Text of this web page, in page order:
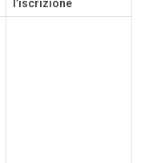
l’iscrizione